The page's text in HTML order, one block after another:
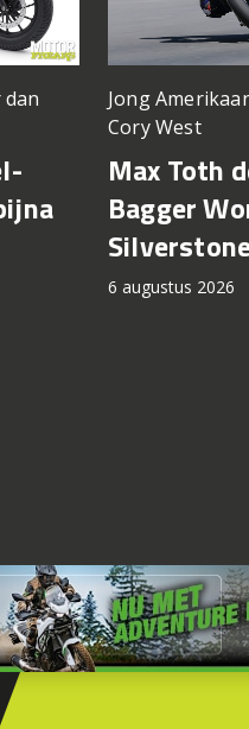
Jong
Cory West
Max Toth
Bagger
6 augustus 2026